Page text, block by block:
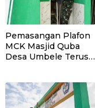
Pemasangan Plafon
MCK Masjid Quba
Desa Umbele Terus